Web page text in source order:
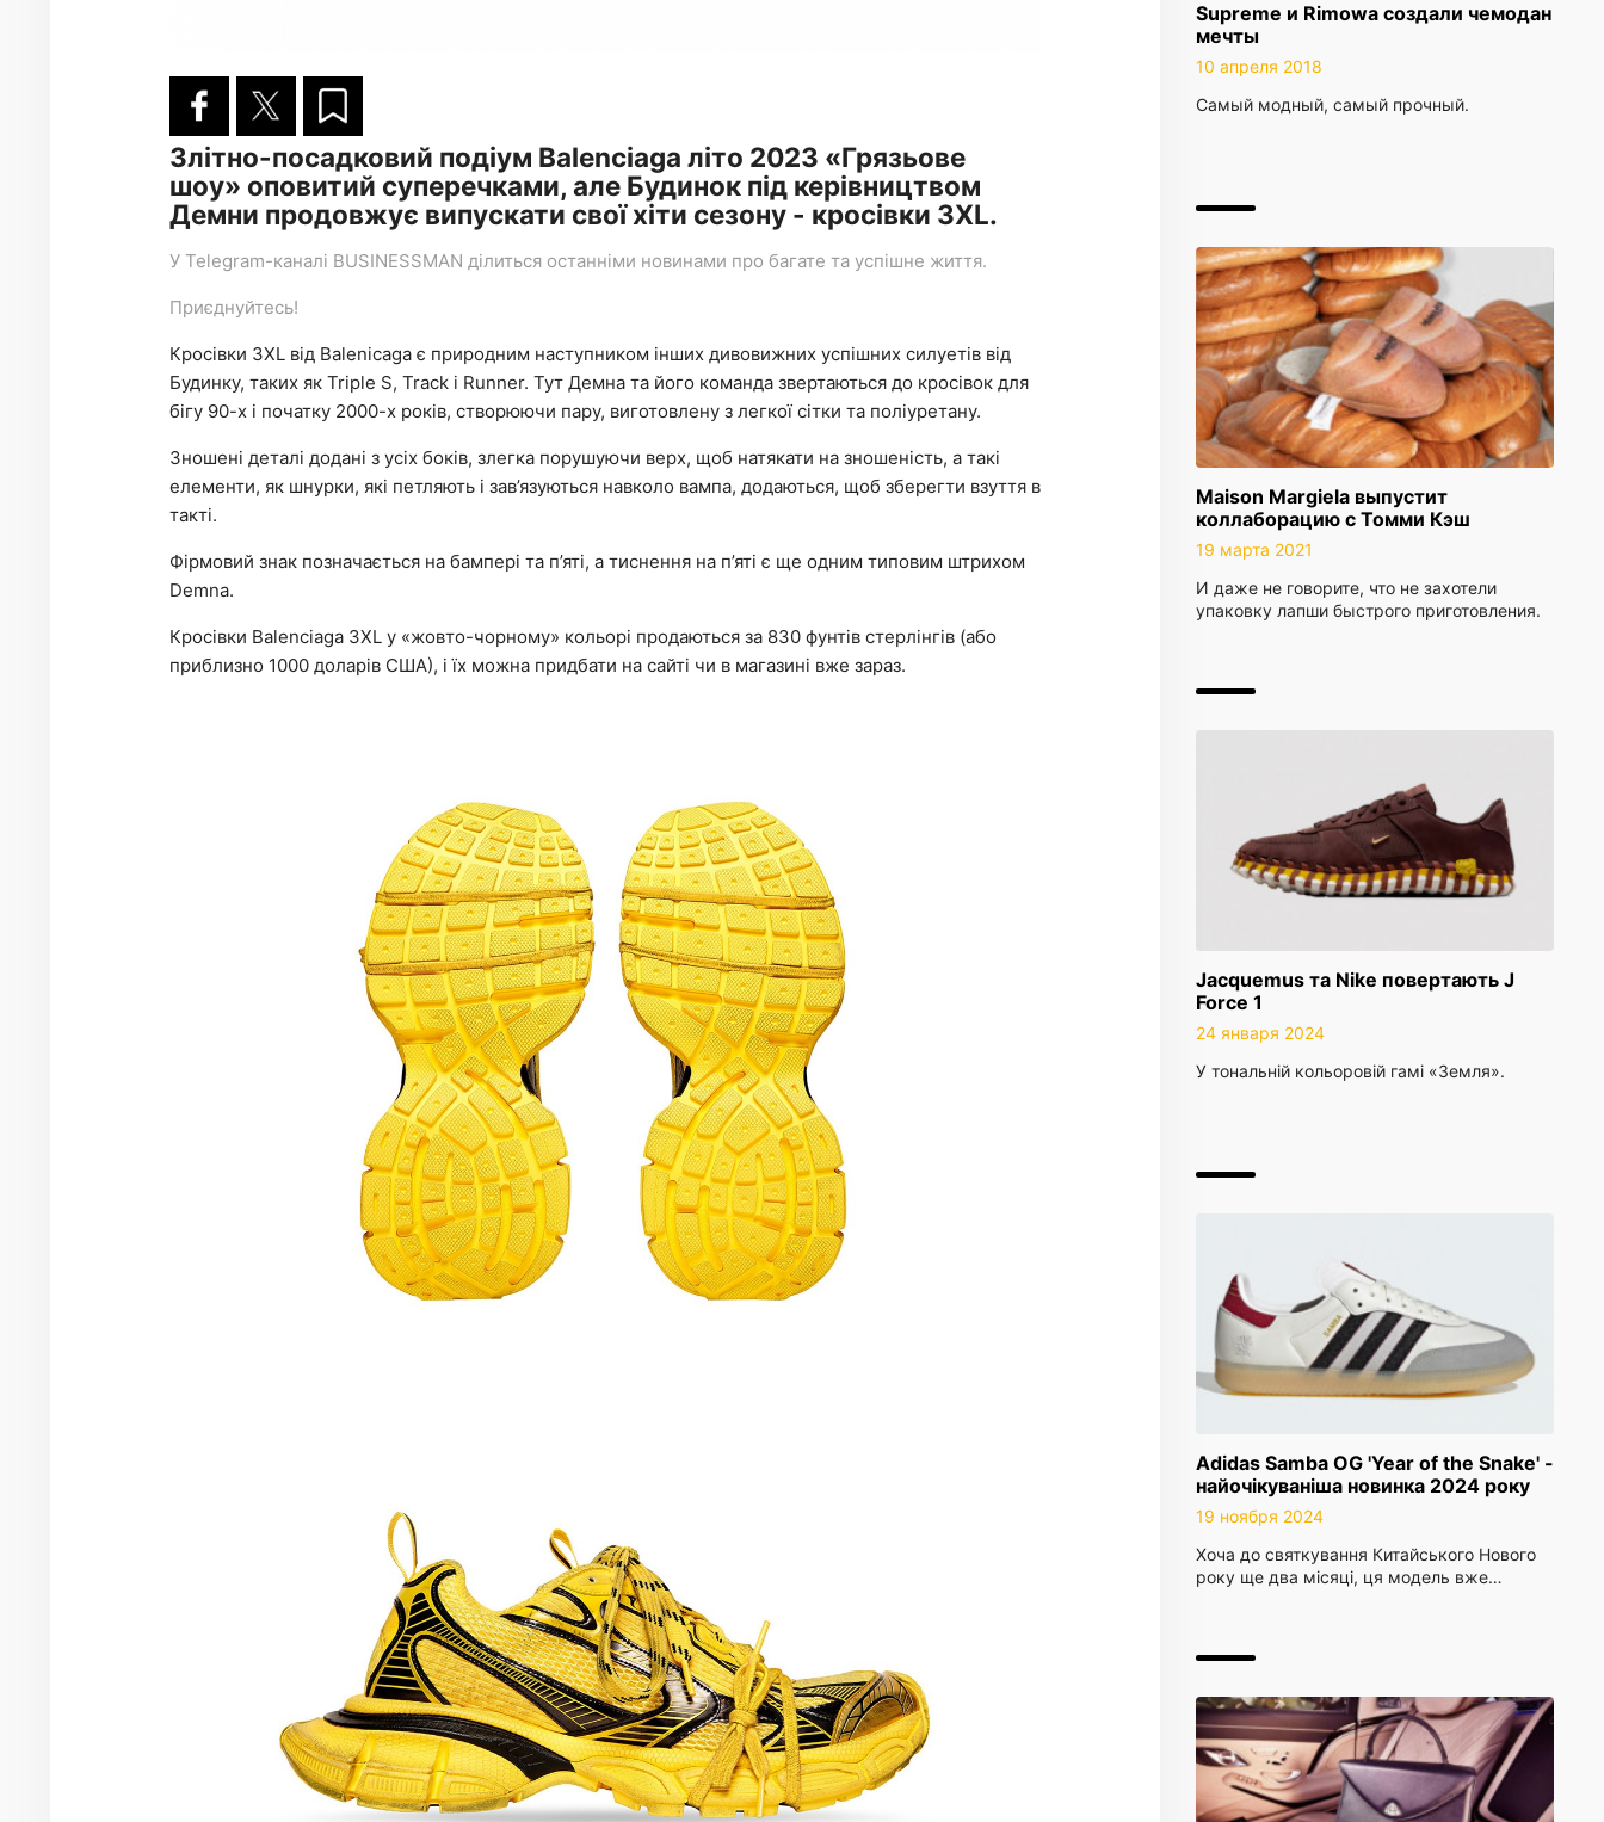
Supreme и Rimowa создали чемодан
мечты
10 апреля 2018
Самый модный, самый прочный.
Maison Margiela выпустит
коллаборацию с Томми Кэш
19 марта 2021
И даже не говорите, что не захотели
упаковку лапши быстрого приготовления.
Jacquemus та Nike повертають J
Force 1
24 января 2024
У тональній кольоровій гамі «Земля».
Adidas Samba OG 'Year of the Snake' -
найочікуваніша новинка 2024 року
19 ноября 2024
Хоча до святкування Китайського Нового
року ще два місяці, ця модель вже…
Злітно-посадковий подіум Balenciaga літо 2023 «Грязьове
шоу» оповитий суперечками, але Будинок під керівництвом
Демни продовжує випускати свої хіти сезону - кросівки 3XL.
У Telegram-каналі BUSINESSMAN ділиться останніми новинами про багате та успішне життя.
Приєднуйтесь!
Кросівки 3XL від Balenicaga є природним наступником інших дивовижних успішних силуетів від
Будинку, таких як Triple S, Track і Runner. Тут Демна та його команда звертаються до кросівок для
бігу 90-х і початку 2000-х років, створюючи пару, виготовлену з легкої сітки та поліуретану.
Зношені деталі додані з усіх боків, злегка порушуючи верх, щоб натякати на зношеність, а такі
елементи, як шнурки, які петляють і зав’язуються навколо вампа, додаються, щоб зберегти взуття в
такті.
Фірмовий знак позначається на бампері та п’яті, а тиснення на п’яті є ще одним типовим штрихом
Demna.
Кросівки Balenciaga 3XL у «жовто-чорному» кольорі продаються за 830 фунтів стерлінгів (або
приблизно 1000 доларів США), і їх можна придбати на сайті чи в магазині вже зараз.